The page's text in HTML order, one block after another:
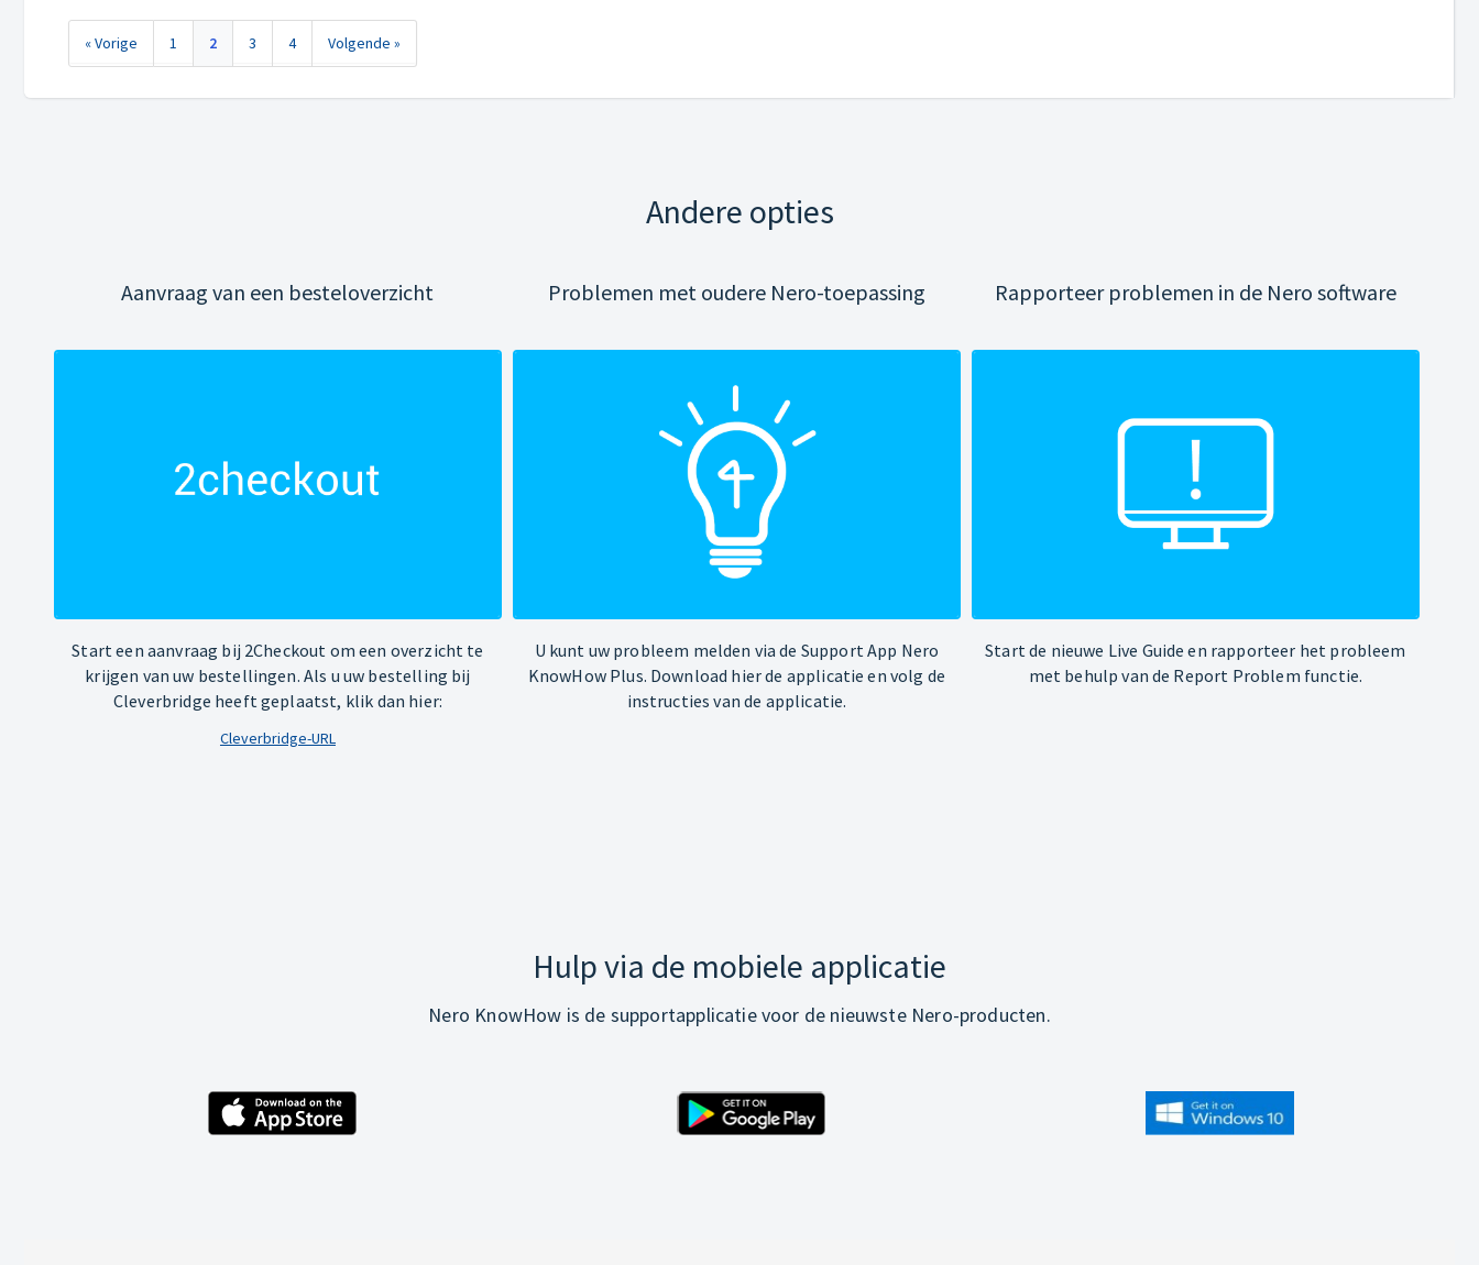
« Vorige 1 2 3 4 Volgende »
Andere opties
Aanvraag van een besteloverzicht
Start een aanvraag bij 2Checkout om een overzicht te
krijgen van uw bestellingen. Als u uw bestelling bij
Cleverbridge heeft geplaatst, klik dan hier:
Cleverbridge-URL
Problemen met oudere Nero-toepassing
U kunt uw probleem melden via de Support App Nero
KnowHow Plus. Download hier de applicatie en volg de
instructies van de applicatie.
Rapporteer problemen in de Nero software
Start de nieuwe Live Guide en rapporteer het probleem
met behulp van de Report Problem functie.
Hulp via de mobiele applicatie
Nero KnowHow is de supportapplicatie voor de nieuwste Nero-producten.